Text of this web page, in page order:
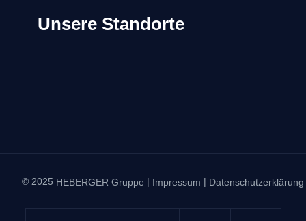
Unsere Standorte
© 2025 HEBERGER Gruppe | Impressum | Datenschutzerklärung